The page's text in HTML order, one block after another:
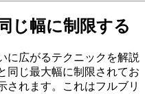
じ幅に制限する
に広がるテクニックを解説
同じ最大幅に制限されてお
されます。これはフルブリ